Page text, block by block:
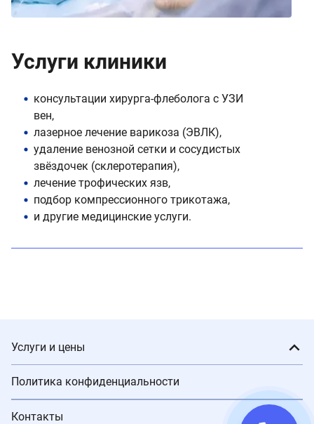
Услуги клиники
консультации хирурга-флеболога с УЗИ
вен,
лазерное лечение варикоза (ЭВЛК),
удаление венозной сетки и сосудистых
звёздочек (склеротерапия),
лечение трофических язв,
подбор компрессионного трикотажа,
и другие медицинские услуги.
Услуги и цены
Политика конфиденциальности
Контакты